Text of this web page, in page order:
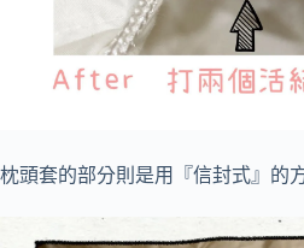
枕頭套的部分則是用『信封式』的